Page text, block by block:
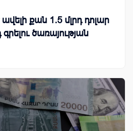
քան 1.5 մլրդ դոլար
ծառայության